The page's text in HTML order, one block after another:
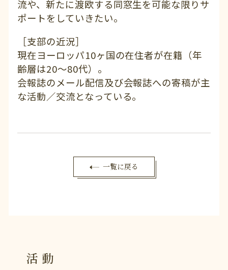
流や、新たに渡欧する同窓生を可能な限りサ
ポートをしていきたい。
［支部の近況］
現在ヨーロッパ10ヶ国の在住者が在籍（年
齢層は20〜80代）。
会報誌のメール配信及び会報誌への寄稿が主
な活動／交流となっている。
一覧に戻る
活動